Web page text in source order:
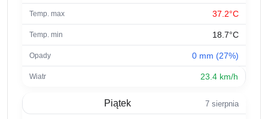
37.2°C
18.7°C
0 mm (27%)
23.4 km/h
Piątek 7 sierpnia